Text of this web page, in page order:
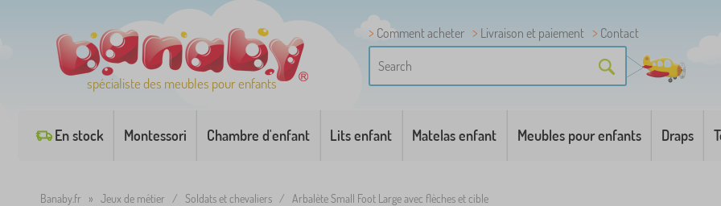
spécialiste des meubles pour enfants
Comment acheter Livraison et paiement
Contact
En stock Montessori Chambre d'enfant Lits enfant Matelas enfant Meubles pour enfants Draps
Banaby.fr » Jeux de métier / Soldats et chevaliers / Arbalète Small Foot Large avec flèches et cible